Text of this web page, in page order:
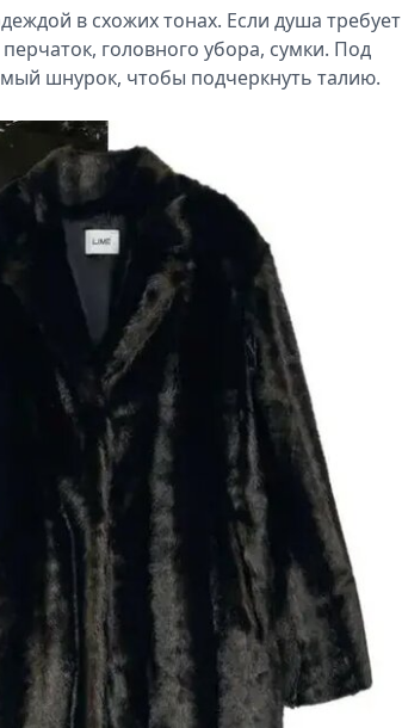
в схожих тонах. Если душа требует
головного убора, сумки. Под
шнурок, чтобы подчеркнуть талию.